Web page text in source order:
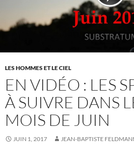
LES HOMMES ET LE CIEL
EN VIDÉO : LES
À SUIVRE DANS
MOIS DE JUIN
JUIN 1, 2017 JEAN-BAPTISTE